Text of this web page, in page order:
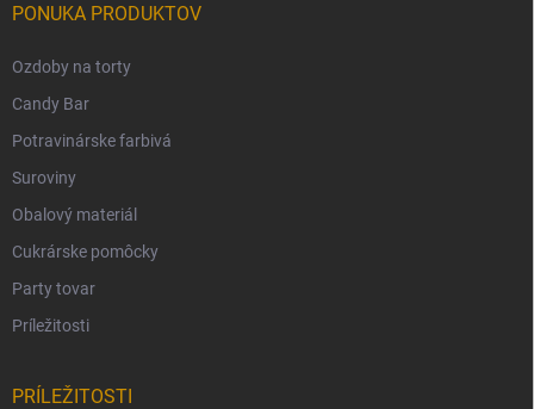
PONUKA PRODUKTOV
Ozdoby na torty
Candy Bar
Potravinárske farbivá
Suroviny
Obalový materiál
Cukrárske pomôcky
Party tovar
Príležitosti
PRÍLEŽITOSTI